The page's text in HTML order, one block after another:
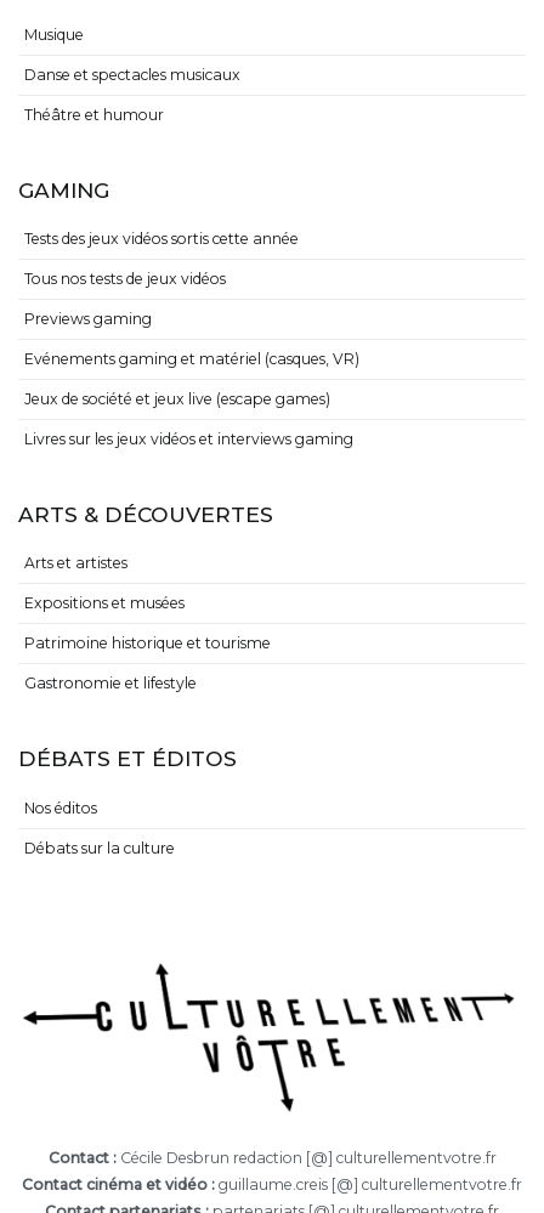
Musique
Danse et spectacles musicaux
Théâtre et humour
GAMING
Tests des jeux vidéos sortis cette année
Tous nos tests de jeux vidéos
Previews gaming
Evénements gaming et matériel (casques, VR)
Jeux de société et jeux live (escape games)
Livres sur les jeux vidéos et interviews gaming
ARTS & DÉCOUVERTES
Arts et artistes
Expositions et musées
Patrimoine historique et tourisme
Gastronomie et lifestyle
DÉBATS ET ÉDITOS
Nos éditos
Débats sur la culture
Contact :Cécile Desbrun redaction [@] culturellementvotre.fr
Contact cinéma et vidéo : guillaume.creis [@] culturellementvotre.fr